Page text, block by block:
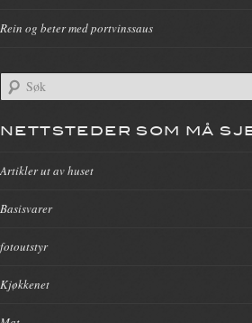
Rein og beter med portvinssaus
NETTSTEDER SOM MÅ
Artikler ut av huset
Basisvarer
fotoutstyr
Kjøkkenet